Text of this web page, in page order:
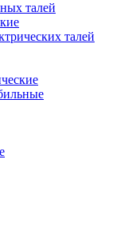
талей
талей